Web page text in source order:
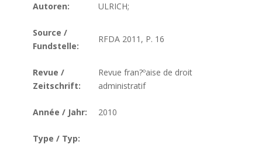
Autoren:
ULRICH;
Source /
Fundstelle:
RFDA 2011, P. 16
Revue /
Zeitschrift:
Revue fran?ºaise de droit
administratif
Année / Jahr: 2010
Type / Typ: